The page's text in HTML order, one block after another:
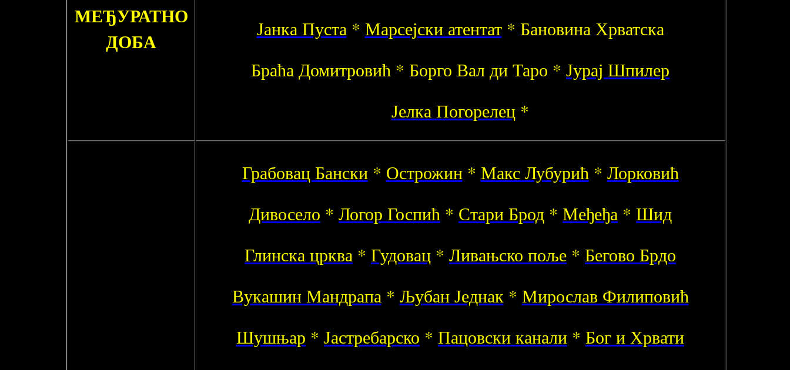
МЕЂУРАТНО
ДОБА
Јанка Пуста* Марсејски атентат* Бановина Хрватска
Браћа Домитровић * Борго Вал ди Таро * Јурај Шпилер
Јелка Погорелец *
Грабовац Бански* Острожин* Макс Лубурић* Лорковић
Дивосело * Логор Госпић * Стари Брод * Међеђа * Шид
Глинска црква * Гудовац * Ливањско поље * Бегово Брдо
Вукашин Мандрапа* Љубан Једнак* Мирослав Филиповић
Шушњар * Јастребарско * Пацовски канали * Бог и Хрвати